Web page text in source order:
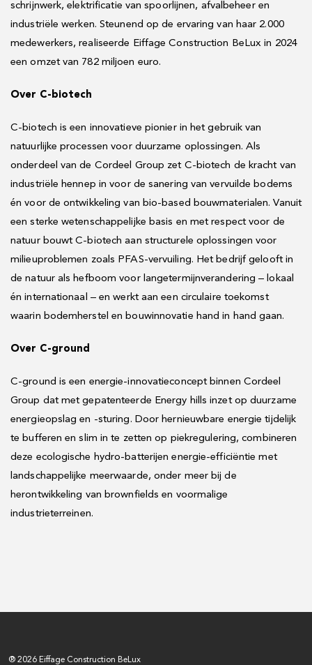
schrijnwerk, elektrificatie van spoorlijnen, afvalbeheer en
industriële werken. Steunend op de ervaring van haar 2.000
medewerkers, realiseerde Eiffage Construction BeLux in 2024
een omzet van 782 miljoen euro.
Over C-biotech
C-biotech is een innovatieve pionier in het gebruik van
natuurlijke processen voor duurzame oplossingen. Als
onderdeel van de Cordeel Group zet C-biotech de kracht van
industriële hennep in voor de sanering van vervuilde bodems
én voor de ontwikkeling van bio-based bouwmaterialen. Vanuit
een sterke wetenschappelijke basis en met respect voor de
natuur bouwt C-biotech aan structurele oplossingen voor
milieuproblemen zoals PFAS-vervuiling. Het bedrijf gelooft in
de natuur als hefboom voor langetermijnverandering – lokaal
én internationaal – en werkt aan een circulaire toekomst
waarin bodemherstel en bouwinnovatie hand in hand gaan.
Over C-ground
C-ground is een energie-innovatieconcept binnen Cordeel
Group dat met gepatenteerde Energy hills inzet op duurzame
energieopslag en -sturing. Door hernieuwbare energie tijdelijk
te bufferen en slim in te zetten op piekregulering, combineren
deze ecologische hydro-batterijen energie-efficiëntie met
landschappelijke meerwaarde, onder meer bij de
herontwikkeling van brownfields en voormalige
industrieterreinen.
® 2026 Eiffage Construction BeLux